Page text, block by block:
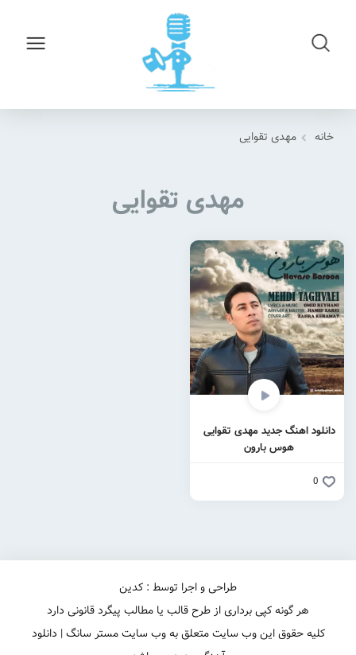
خانه مهدی تقوایی
مهدی تقوایی
دانلود اهنگ جدید مهدی تقوایی
هوس بارون
0
طراحی و اجرا توسط : کدین
هر گونه کپی برداری از طرح قالب یا مطالب پیگرد قانونی دارد
کلیه حقوق این وب سایت متعلق به وب سایت مستر سانگ | دانلود